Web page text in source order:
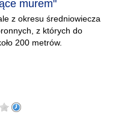
murem"
z okresu średniowiecza
z których do
200 metrów.